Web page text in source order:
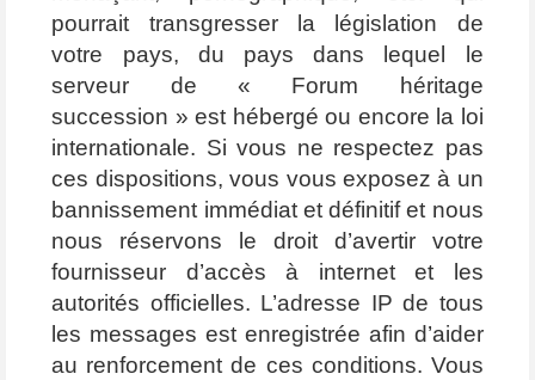
pourrait transgresser la législation de
votre pays, du pays dans lequel le
serveur de « Forum héritage
succession » est hébergé ou encore la loi
internationale. Si vous ne respectez pas
ces dispositions, vous vous exposez à un
bannissement immédiat et définitif et nous
nous réservons le droit d’avertir votre
fournisseur d’accès à internet et les
autorités officielles. L’adresse IP de tous
les messages est enregistrée afin d’aider
au renforcement de ces conditions. Vous